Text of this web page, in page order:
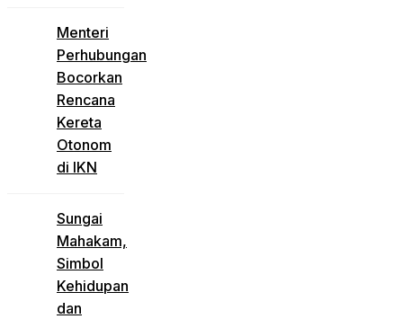
Menteri
Perhubungan
Bocorkan
Rencana
Kereta
Otonom
di IKN
Sungai
Mahakam,
Simbol
Kehidupan
dan